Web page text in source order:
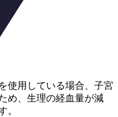
使用している場合、 子宮
め、生理の経血量が減
。